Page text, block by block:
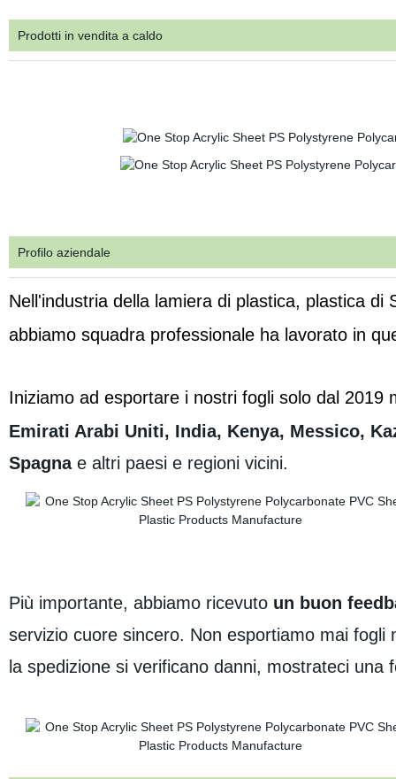
Prodotti in vendita a caldo
Profilo aziendale
Nell'industria della lamiera di plastica, plastica di
abbiamo squadra professionale ha lavorato in
Iniziamo ad esportare i nostri fogli solo dal
Emirati Arabi Uniti, India, Kenya, Messico,
Spagnae altri paesi e regioni vicini.
Più importante, abbiamo ricevutoun buon
servizio cuore sincero. Non esportiamo mai
la spedizione si verificano danni, mostrateci